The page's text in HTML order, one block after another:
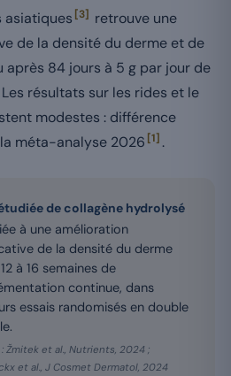
asiatiques [3]
retrouve une
de la densité du derme et de
après 84 jours à 5 g par jour de
résultats sur les rides et le
modestes : différence
méta-analyse 2026 [1] .
de collagène hydrolysé
à une amélioration
de la densité du derme
à 16 semaines de
continue, dans
essais randomisés en double
Žmitek et al., Nutrients, 2024 ;
et al., J Cosmet Dermatol, 2024